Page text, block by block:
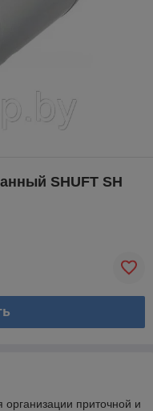
SHUFT SH
приточной и